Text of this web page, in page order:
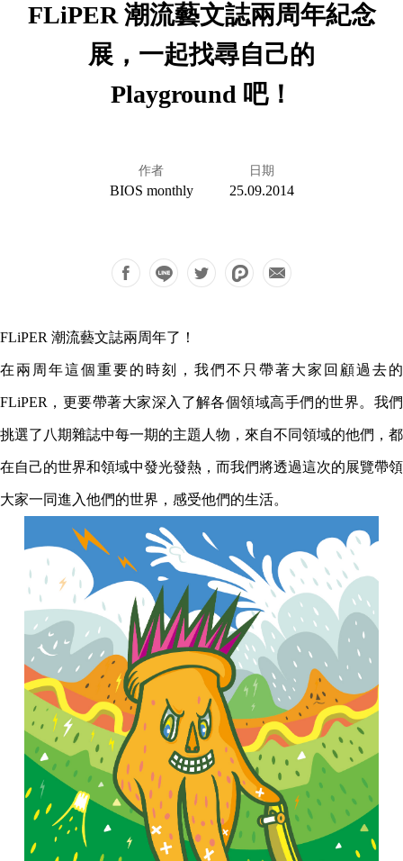
FLiPER 潮流藝文誌兩周年紀念
展，一起找尋自己的
Playground 吧！
作者
BIOS monthly
日期
25.09.2014
FLiPER 潮流藝文誌兩周年了！
在兩周年這個重要的時刻，我們不只帶著大家回顧過去的
FLiPER，更要帶著大家深入了解各個領域高手們的世界。我們
挑選了八期雜誌中每一期的主題人物，來自不同領域的他們，都
在自己的世界和領域中發光發熱，而我們將透過這次的展覽帶領
大家一同進入他們的世界，感受他們的生活。